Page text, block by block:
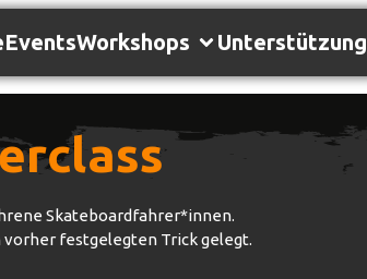
EventsWorkshops Unterstützung
Skateboardfahrer*innen.
vorher festgelegten Trick gelegt.